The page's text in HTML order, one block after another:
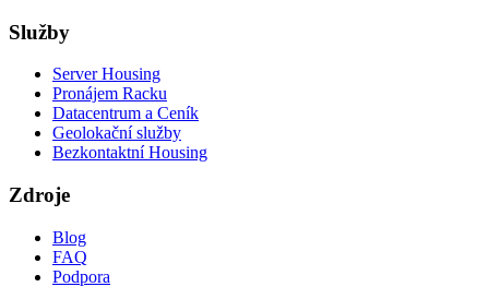
Služby
Server Housing
Pronájem Racku
Datacentrum a Ceník
Geolokační služby
Bezkontaktní Housing
Zdroje
Blog
FAQ
Podpora